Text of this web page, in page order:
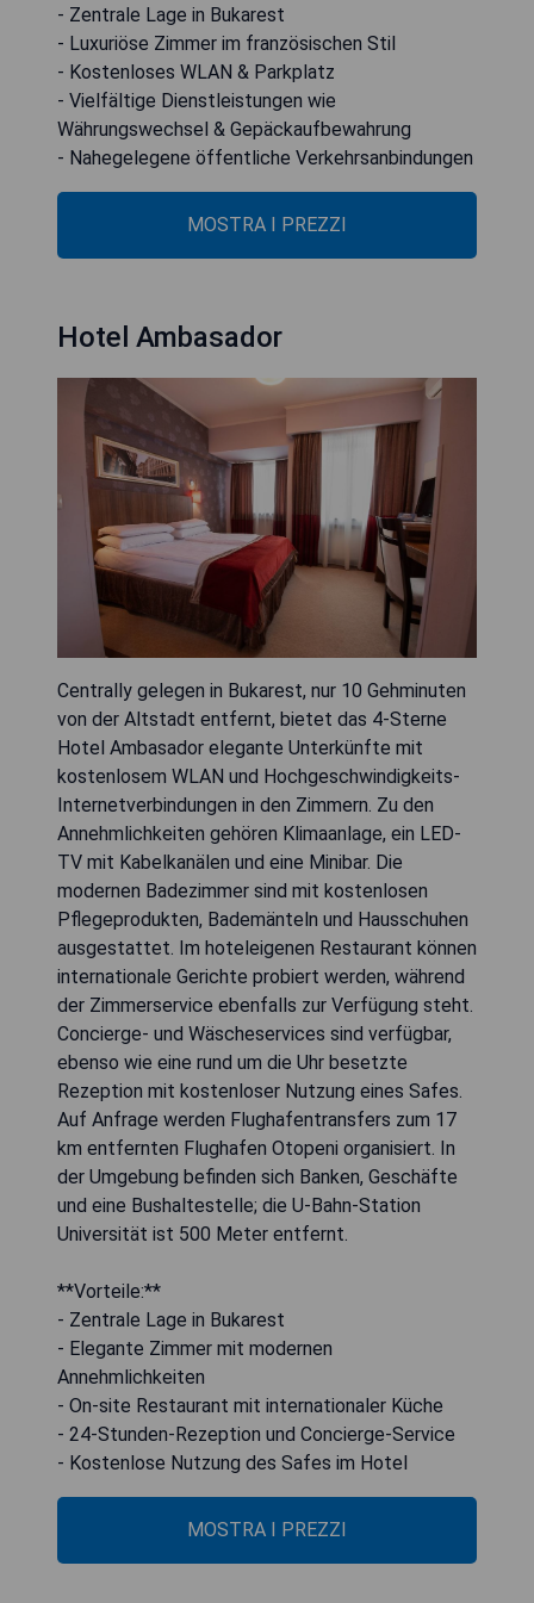
- Zentrale Lage in Bukarest
- Luxuriöse Zimmer im französischen Stil
- Kostenloses WLAN & Parkplatz
- Vielfältige Dienstleistungen wie
Währungswechsel & Gepäckaufbewahrung
- Nahegelegene öffentliche Verkehrsanbindungen
MOSTRA I PREZZI
Hotel Ambasador
Centrally gelegen in Bukarest, nur 10 Gehminuten
von der Altstadt entfernt, bietet das 4-Sterne
Hotel Ambasador elegante Unterkünfte mit
kostenlosem WLAN und Hochgeschwindigkeits-
Internetverbindungen in den Zimmern. Zu den
Annehmlichkeiten gehören Klimaanlage, ein LED-
TV mit Kabelkanälen und eine Minibar. Die
modernen Badezimmer sind mit kostenlosen
Pflegeprodukten, Bademänteln und Hausschuhen
ausgestattet. Im hoteleigenen Restaurant können
internationale Gerichte probiert werden, während
der Zimmerservice ebenfalls zur Verfügung steht.
Concierge- und Wäscheservices sind verfügbar,
ebenso wie eine rund um die Uhr besetzte
Rezeption mit kostenloser Nutzung eines Safes.
Auf Anfrage werden Flughafentransfers zum 17
km entfernten Flughafen Otopeni organisiert. In
der Umgebung befinden sich Banken, Geschäfte
und eine Bushaltestelle; die U-Bahn-Station
Universität ist 500 Meter entfernt.
**Vorteile:**
- Zentrale Lage in Bukarest
- Elegante Zimmer mit modernen
Annehmlichkeiten
- On-site Restaurant mit internationaler Küche
- 24-Stunden-Rezeption und Concierge-Service
- Kostenlose Nutzung des Safes im Hotel
MOSTRA I PREZZI